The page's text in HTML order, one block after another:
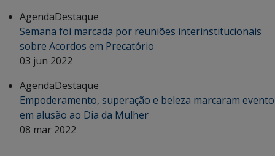
AgendaDestaque
Semana foi marcada por reuniões interinstitucionais
sobre Acordos em Precatório
03 jun 2022
AgendaDestaque
Empoderamento, superação e beleza marcaram evento
em alusão ao Dia da Mulher
08 mar 2022